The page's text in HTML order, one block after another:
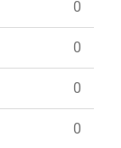
0
0
0
0